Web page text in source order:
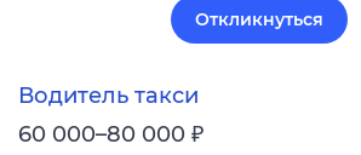
Откликнуться
Водитель такси
60 000–80 000 ₽